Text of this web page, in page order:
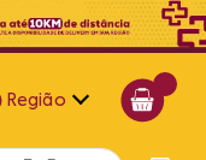
Região